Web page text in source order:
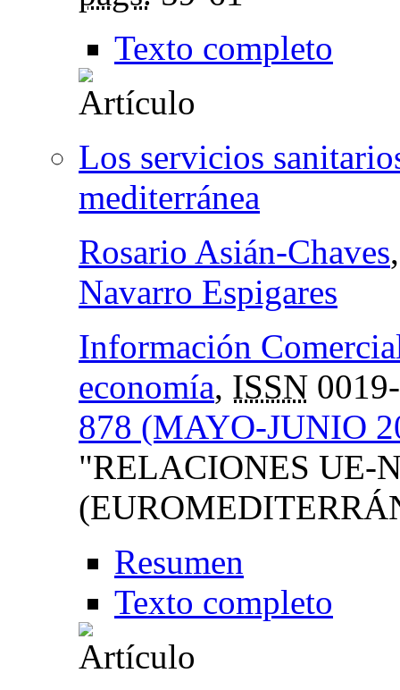
Texto completo
Los servicios
mediterránea
Rosario Asián-Chaves
Navarro Espigares
Información
economía, ISSN
878 (MAYO-JUNIO
"RELACIONES UE-
Resumen
Texto completo